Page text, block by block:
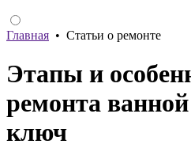
Главная • Статьи о ремонте
Этапы и
ремонта
ключ